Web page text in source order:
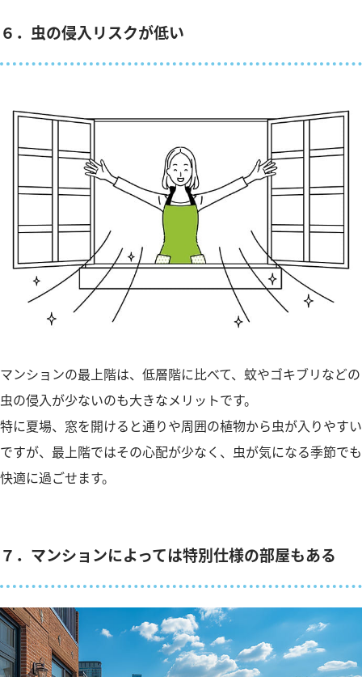
６．虫の侵入リスクが低い
マンションの最上階は、低層階に比べて、蚊やゴキブリなどの
虫の侵入が少ないのも大きなメリットです。
特に夏場、窓を開けると通りや周囲の植物から虫が入りやすい
ですが、最上階ではその心配が少なく、虫が気になる季節でも
快適に過ごせます。
７．マンションによっては特別仕様の部屋もある